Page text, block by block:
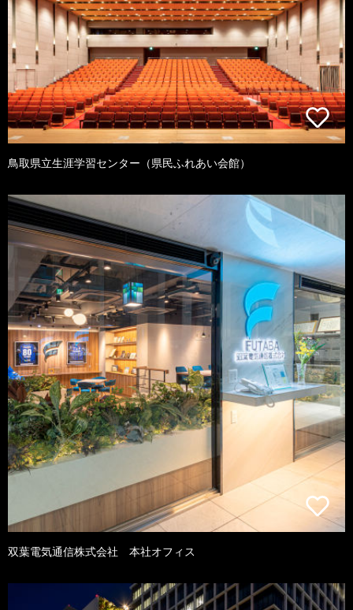
鳥取県立生涯学習センター（県民ふれあい会館）
双葉電気通信株式会社 本社オフィス